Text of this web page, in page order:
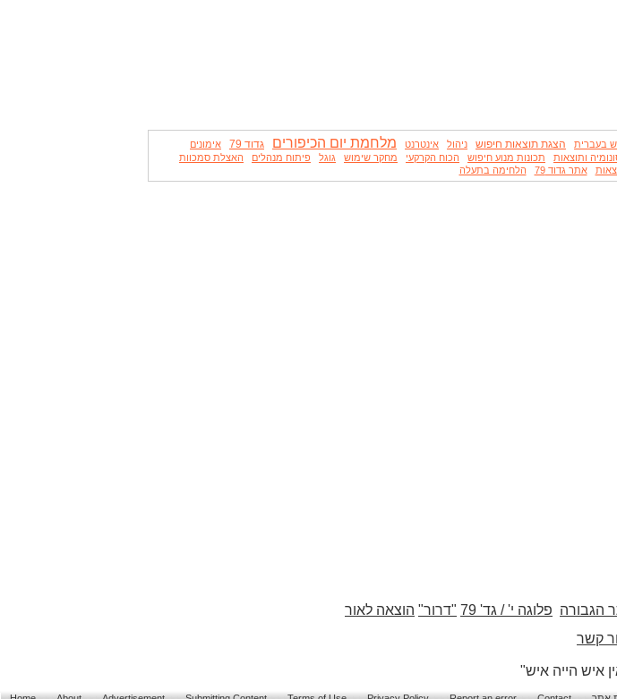
בעברית הצגת תוצאות חיפוש ניהול אינטרנט מלחמת יום הכיפורים גדוד 79
אימונים
ותוצאות תכונות מנוע חיפוש הכוח הקרקעי מחקר שימוש גוגל פיתוח מנהלים
האצלת סמכוות
אתר גדוד 79 הלחימה בתעלה
הגבורה פלוגה י' / גד' 79 "דרור" הוצאה לאור
קשר
איש הייה איש"